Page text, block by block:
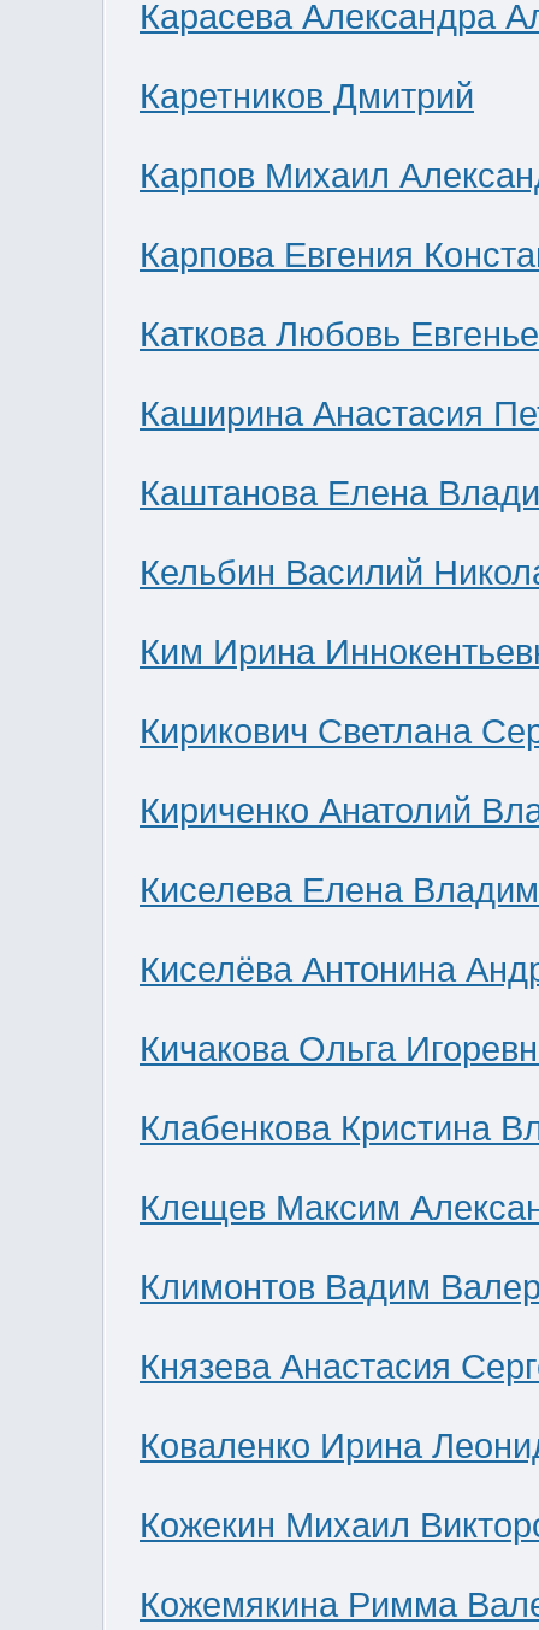
Карасева Александра
Каретников Дмитрий
Карпов Михаил
Карпова Евгения
Каткова Любовь
Каширина Анастасия
Каштанова Елена
Кельбин Василий
Ким Ирина
Кирикович Светлана
Кириченко Анатолий
Киселева Елена
Киселёва Антонина
Кичакова Ольга
Клабенкова Кристина
Клещев Максим
Климонтов Вадим
Князева Анастасия
Коваленко Ирина
Кожекин Михаил
Кожемякина Римма